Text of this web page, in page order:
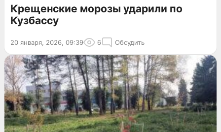
Крещенские морозы ударили по
Кузбассу
20 января, 2026, 09:39 6 Обсудить